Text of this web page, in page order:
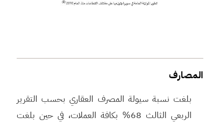
المصارف
بلغت نسبة سيولة المصرف العقاري بحسب التقرير
الربعي الثالث 68% بكافة العملات، في حين بلغت